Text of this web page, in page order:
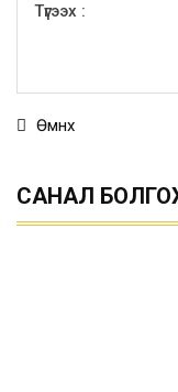
Түгээх :
Өмнөх
САНАЛ